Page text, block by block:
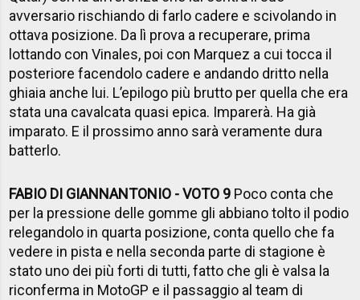
avversario rischiando di farlo cadere e scivolando in
ottava posizione. Da lì prova a recuperare, prima
lottando con Vinales, poi con Marquez a cui tocca il
posteriore facendolo cadere e andando dritto nella
ghiaia anche lui. L’epilogo più brutto per quella che era
stata una cavalcata quasi epica. Imparerà. Ha già
imparato. E il prossimo anno sarà veramente dura
batterlo.
FABIO DI GIANNANTONIO - VOTO 9 Poco conta che
per la pressione delle gomme gli abbiano tolto il podio
relegandolo in quarta posizione, conta quello che fa
vedere in pista e nella seconda parte di stagione è
stato uno dei più forti di tutti, fatto che gli è valsa la
riconferma in MotoGP e il passaggio al team di